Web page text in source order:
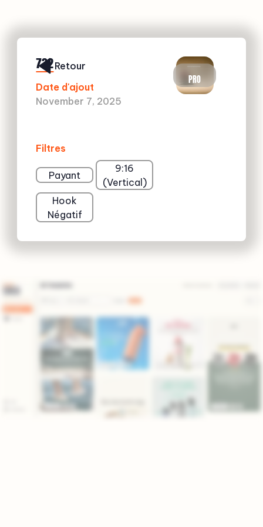
732
Date d'ajout
November 7, 2025
Filtres
Payant
9:16
(Vertical)
Hook
Négatif
PRO
Retour